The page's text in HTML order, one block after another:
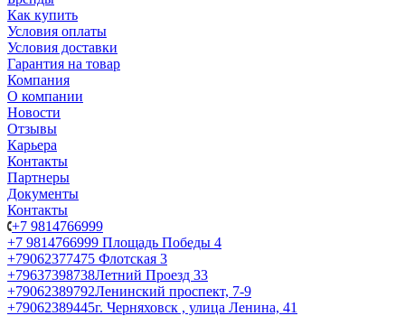
Как купить
Условия оплаты
Условия доставки
Гарантия на товар
Компания
О компании
Новости
Отзывы
Карьера
Контакты
Партнеры
Документы
Контакты
+7 9814766999
+7 9814766999 Площадь Победы 4
+79062377475 Флотская 3
+79637398738Летний Проезд 33
+79062389792Ленинский проспект, 7-9
+79062389445г. Черняховск , улица Ленина, 41